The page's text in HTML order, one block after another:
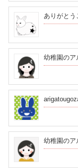
ありがとう
幼稚園のア
幼稚園のア